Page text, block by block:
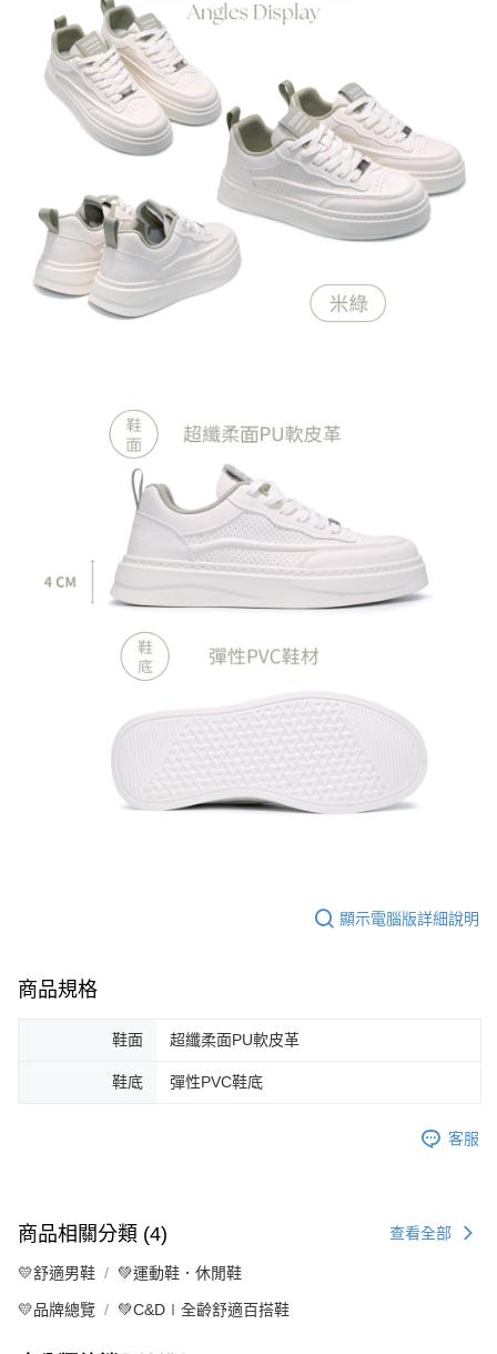
顯示電腦版詳細說明
商品規格
鞋面 超纖柔面PU軟皮革
鞋底 彈性PVC鞋底
客服
商品相關分類 (4) 查看全部
💛舒適男鞋 💚運動鞋．休閒鞋
💛品牌總覽 💚C&D∣全齡舒適百搭鞋